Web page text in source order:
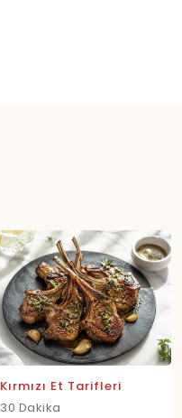
Kırmızı Et Tarifleri
30 Dakika